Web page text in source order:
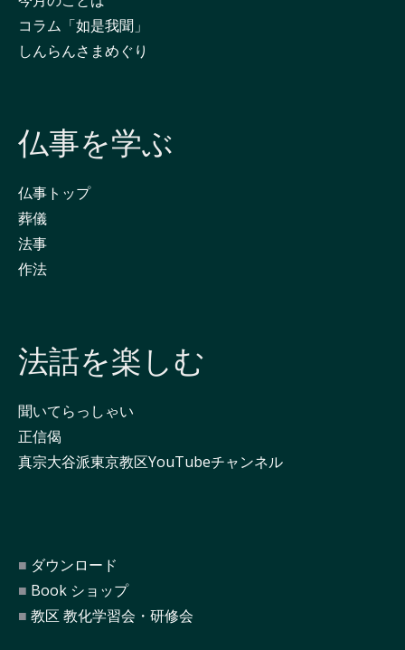
コラム「如是我聞」
しんらんさまめぐり
仏事を学ぶ
仏事トップ
葬儀
法事
作法
法話を楽しむ
聞いてらっしゃい
正信偈
真宗大谷派東京教区YouTubeチャンネル
ダウンロード
Book ショップ
教区 教化学習会・研修会